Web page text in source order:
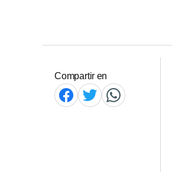
Compartir en